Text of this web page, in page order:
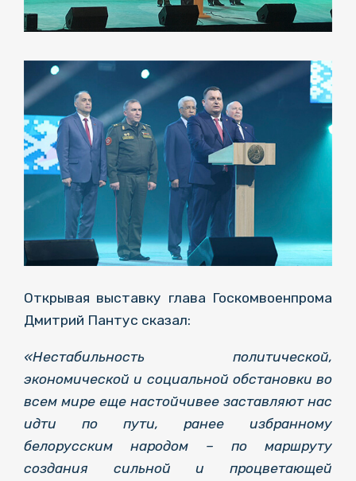
Открывая выставку глава Госкомвоенпрома
Дмитрий Пантус сказал:
«Нестабильность политической,
экономической и социальной обстановки во
всем мире еще настойчивее заставляют нас
идти по пути, ранее избранному
белорусским народом – по маршруту
создания сильной и процветающей